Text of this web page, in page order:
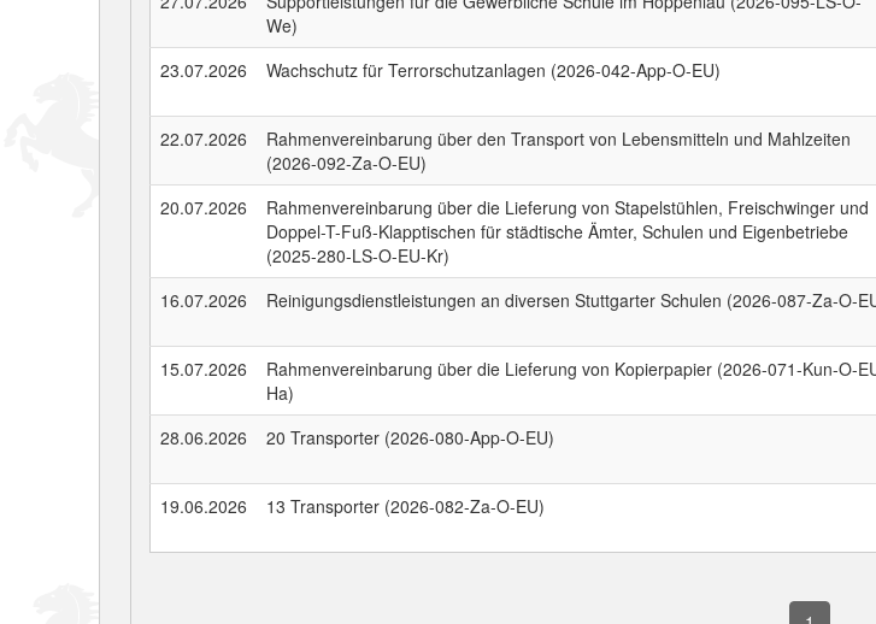
We)
23.07.2026
Wachschutz für Terrorschutzanlagen (2026-042-App-O-EU)
22.07.2026
Rahmenvereinbarung über den Transport von Lebensmitteln und Mahlzeiten
(2026-092-Za-O-EU)
20.07.2026
Rahmenvereinbarung über die Lieferung von Stapelstühlen, Freischwinger und
Doppel-T-Fuß-Klapptischen für städtische Ämter, Schulen und Eigenbetriebe
(2025-280-LS-O-EU-Kr)
16.07.2026 Reinigungsdienstleistungen an diversen Stuttgarter Schulen (2026-087-Za-O-
15.07.2026
Rahmenvereinbarung über die Lieferung von Kopierpapier (2026-071-Kun-O-
Ha)
28.06.2026
20 Transporter (2026-080-App-O-EU)
19.06.2026
13 Transporter (2026-082-Za-O-EU)